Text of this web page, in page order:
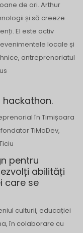
de ori. Arthur
și să creeze
El este activ
locale și
antreprenoriatul
hackathon.
în Timișoara
TiMoDev,
pentru
abilități
care se
culturii, educației
în colaborare cu